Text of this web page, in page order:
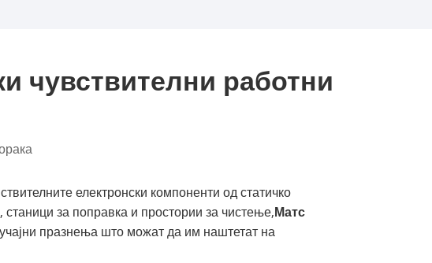
чувствителни работни
електронски компоненти од статичко
за поправка и простории за чистење,Матс
празнења што можат да им наштетат на